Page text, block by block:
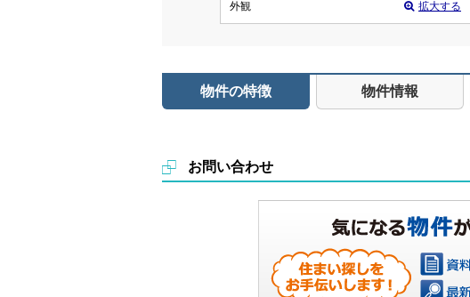
外観 拡大する
物件の特徴 物件情報
お問い合わせ